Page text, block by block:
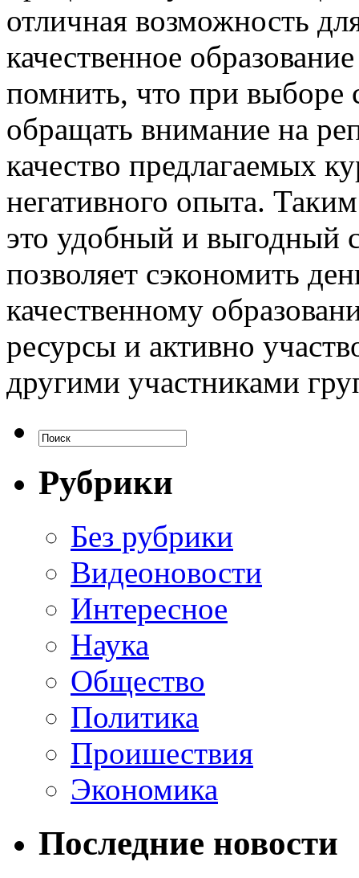
отличная возможность
качественное
помнить, что при выборе
обращать внимание на
качество предлагаемых
негативного опыта.
это удобный и выгодный
позволяет сэкономить
качественному
ресурсы и активно
другими участниками
Рубрики
Без рубрики
Видеоновости
Интересное
Наука
Общество
Политика
Проишествия
Экономика
Последние новости